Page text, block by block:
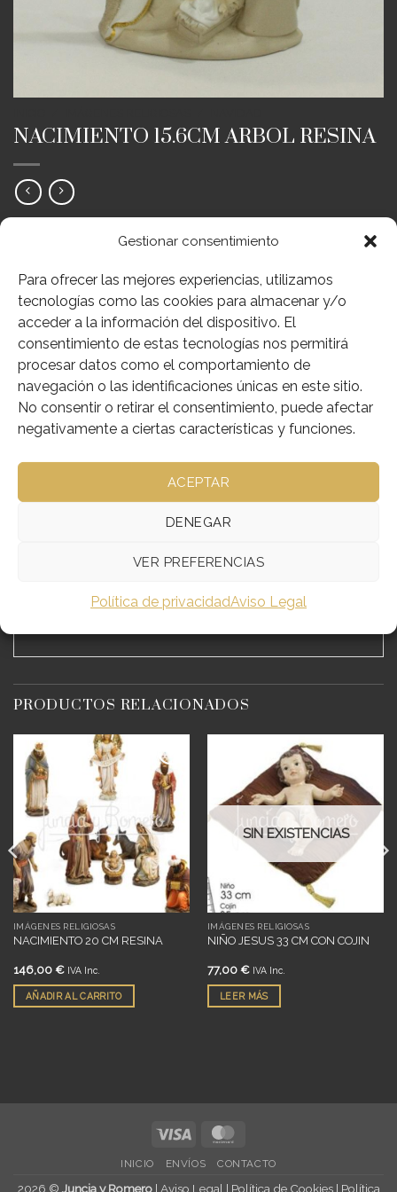
Gestionar consentimiento
Para ofrecer las mejores experiencias, utilizamos
tecnologías como las cookies para almacenar y/o
acceder a la información del dispositivo. El
consentimiento de estas tecnologías nos permitirá
procesar datos como el comportamiento de
navegación o las identificaciones únicas en este sitio.
No consentir o retirar el consentimiento, puede afectar
negativamente a ciertas características y funciones.
ACEPTAR
DENEGAR
VER PREFERENCIAS
Política de privacidadAviso Legal
NACIMIENTO 15.6CM ARBOL RESINA
Sin existencias
Añadir a deseos
SKU: 176-PB15866
Categorías:Imágenes Religiosas , Navidad
NACIMIENTO EN RESINA 15,6CM DE ALTURA
REF:176-PB15866
PRODUCTOS RELACIONADOS
Añadir
a
deseos
IMÁGENES RELIGIOSAS
NACIMIENTO 20 CM RESINA
146,00 € IVA Inc.
AÑADIR AL CARRITO
Añadir
a
deseos
SIN EXISTENCIAS
IMÁGENES RELIGIOSAS
NIÑO JESUS 33 CM CON COJIN
77,00 € IVA Inc.
LEER MÁS
Visa
INICIO ENVÍOS CONTACTO
2026 © Juncia y Romero| Aviso Legal | Política de Cookies| Política